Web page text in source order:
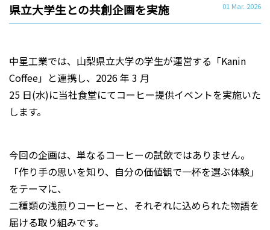
県立大学生との共創企画を実施 01 Mar. 2026
中星工業では、山梨県立大学の学生が運営する「Kanin
Coffee」と連携し、2026 年 3 月
25 日(水)に当社食堂にてコーヒー提供イベントを実施いた
します。
今回の企画は、単なるコーヒーの試飲ではありません。
「作り手の思いを知り、自分の価値観で一杯を選ぶ体験」
をテーマに、
二種類の浅煎りコーヒーと、それぞれに込められた物語を
届ける取り組みです。